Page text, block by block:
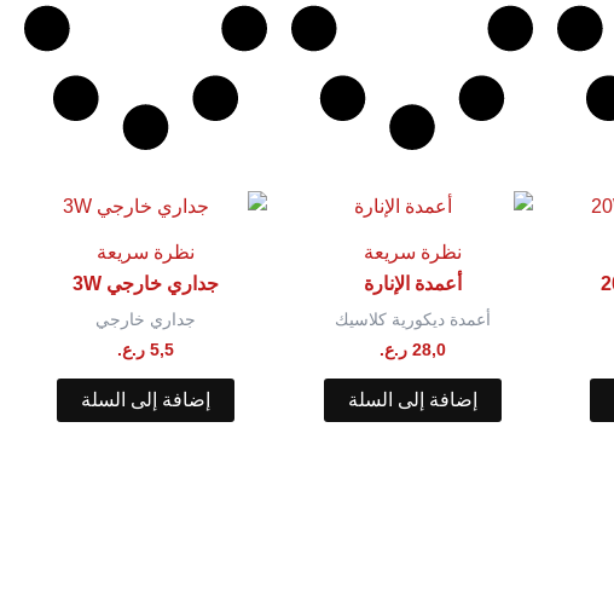
نظرة سريعة
أعمدة الإنارة
أعمدة ديكورية كلاسيك
28,0 ر.ع.
إضافة إلى السلة
نظرة سريعة
جداري خارجي 3W
جداري خارجي
5,5 ر.ع.
إضافة إلى السلة